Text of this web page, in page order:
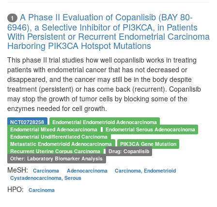
1
A Phase II Evaluation of Copanlisib (BAY 80-
6946), a Selective Inhibitor of PI3KCA, in Patients
With Persistent or Recurrent Endometrial Carcinoma
Harboring PIK3CA Hotspot Mutations
This phase II trial studies how well copanlisib works in treating
patients with endometrial cancer that has not decreased or
disappeared, and the cancer may still be in the body despite
treatment (persistent) or has come back (recurrent). Copanlisib
may stop the growth of tumor cells by blocking some of the
enzymes needed for cell growth.
NCT02728258
Endometrial Endometrioid Adenocarcinoma
Endometrial Mixed Adenocarcinoma
Endometrial Serous Adenocarcinoma
Endometrial Undifferentiated Carcinoma
Metastatic Endometrioid Adenocarcinoma
PIK3CA Gene Mutation
Recurrent Uterine Corpus Carcinoma
Drug: Copanlisib
Other: Laboratory Biomarker Analysis
MeSH: Carcinoma Adenocarcinoma
Carcinoma, Endometrioid
Cystadenocarcinoma, Serous
HPO: Carcinoma